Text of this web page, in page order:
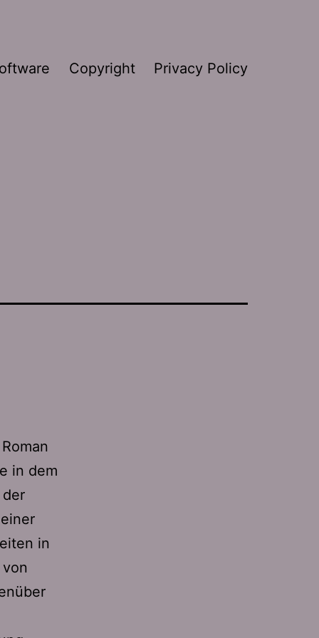
Copyright Privacy Policy
in dem
in